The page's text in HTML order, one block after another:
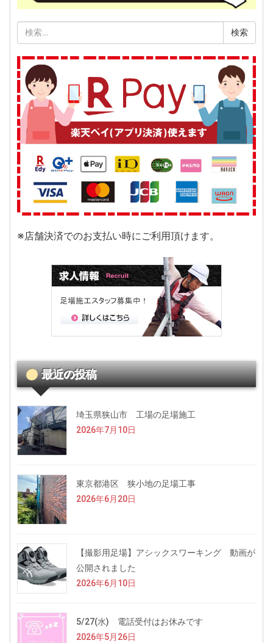
索:
※店舗決済でのお支払い時にご利用頂けます。
最近の投稿
埼玉県狭山市 工場の足場施工
2026年7月10日
東京都港区 狭小地の足場工事
2026年6月20日
【撮影用足場】アシックスワーキング 動画が
公開されました
2026年6月10日
5/27(水) 電話受付はお休みです
2026年5月26日